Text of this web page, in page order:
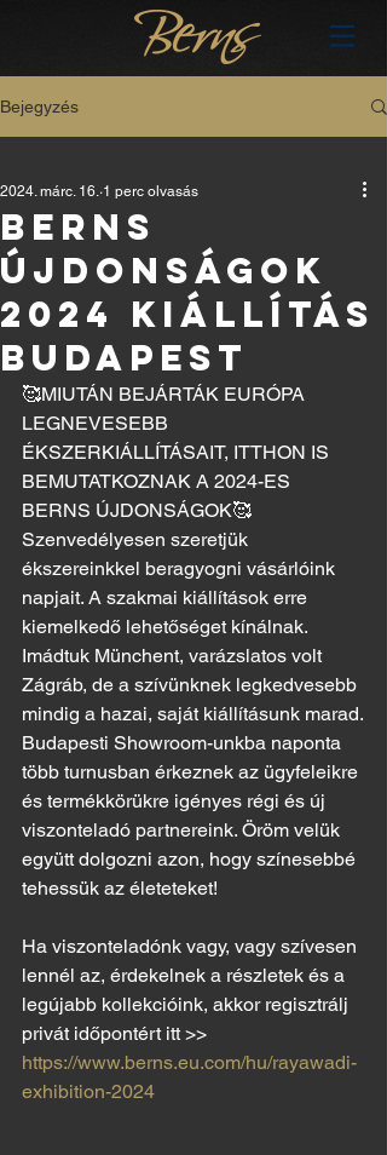
Bejegyzés
BERNS
ÚJDONSÁGOK
2024 KIÁLLÍTÁS
BUDAPEST
2024. márc. 16. 1 perc olvasás
🥰MIUTÁN BEJÁRTÁK EURÓPA
LEGNEVESEBB
ÉKSZERKIÁLLÍTÁSAIT, ITTHON IS
BEMUTATKOZNAK A 2024-ES
BERNS ÚJDONSÁGOK🥰
Szenvedélyesen szeretjük
ékszereinkkel beragyogni vásárlóink
napjait. A szakmai kiállítások erre
kiemelkedő lehetőséget kínálnak.
Imádtuk Münchent, varázslatos volt
Zágráb, de a szívünknek legkedvesebb
mindig a hazai, saját kiállításunk marad.
Budapesti Showroom-unkba naponta
több turnusban érkeznek az ügyfeleikre
és termékkörükre igényes régi és új
viszonteladó partnereink. Öröm velük
együtt dolgozni azon, hogy színesebbé
tehessük az életeteket!
Ha viszonteladónk vagy, vagy szívesen
lennél az, érdekelnek a részletek és a
legújabb kollekcióink, akkor regisztrálj
privát időpontért itt >>
https://www.berns.eu.com/hu/rayawadi-
exhibition-2024